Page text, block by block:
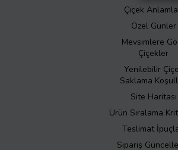
Çiçek
Özel Günler
Mevsimlere
Çiçekler
Yenilebilir
Saklama
Site Haritası
Ürün Sıralama
Teslimat
Sipariş